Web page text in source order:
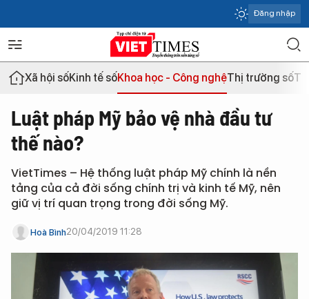
Đăng nhập
Xã hội sốKinh tế sốKhoa học - Công nghệThị trường số
Luật pháp Mỹ bảo vệ nhà đầu tư
thế nào?
VietTimes – Hệ thống luật pháp Mỹ chính là nền
tảng của cả đời sống chính trị và kinh tế Mỹ, nên
giữ vị trí quan trọng trong đời sống Mỹ.
Hoà Bình20/04/2019 11:28